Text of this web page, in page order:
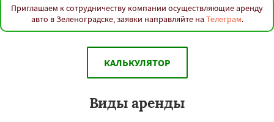
Приглашаем к сотрудничеству компании осуществляющие аренду
авто в Зеленоградске, заявки направляйте на Телеграм.
КАЛЬКУЛЯТОР
Виды аренды